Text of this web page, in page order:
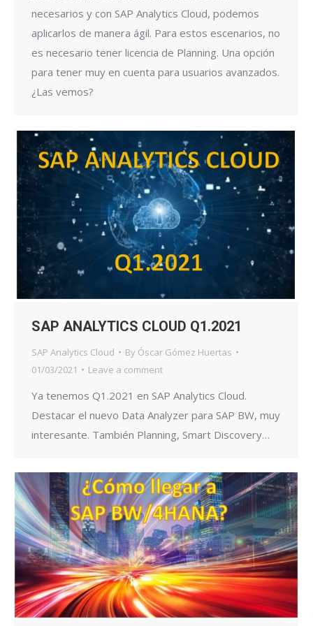
necesarios y con SAP Analytics Cloud, podemos
aplicarlos de manera ágil. Para estos escenarios, no
es necesario tener licencia de Planning. Una opción
para tener muy en cuenta para usuarios avanzados.
¿Las vemos?
SAP ANALYTICS CLOUD Q1.2021
SAP Analytics Cloud By Óscar Gómez Huertas
01/03/2021
Leave a comment
Ya tenemos Q1.2021 en SAP Analytics Cloud.
Destacar el nuevo Data Analyzer para SAP BW, muy
interesante. También Planning, Smart Discovery…